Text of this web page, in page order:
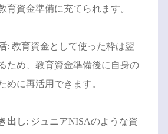
育資金準備に充てられます。
: 教育資金として使った枠は翌
ため、教育資金準備後に自身の
めに再活用できます。
出し: ジュニアNISAのような資